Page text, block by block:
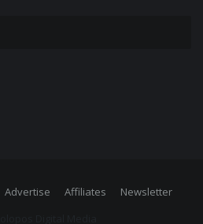
Advertise Affiliates
Newsletter